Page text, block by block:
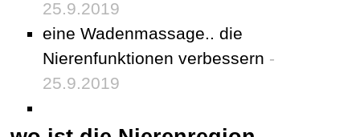
25.9.2019
eine Wadenmassage.. die
Nierenfunktionen verbessern -
25.9.2019